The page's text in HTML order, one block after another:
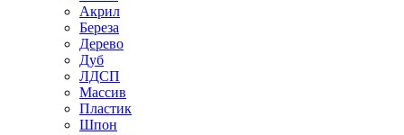
Акрил
Береза
Дерево
Дуб
ЛДСП
Массив
Пластик
Шпон